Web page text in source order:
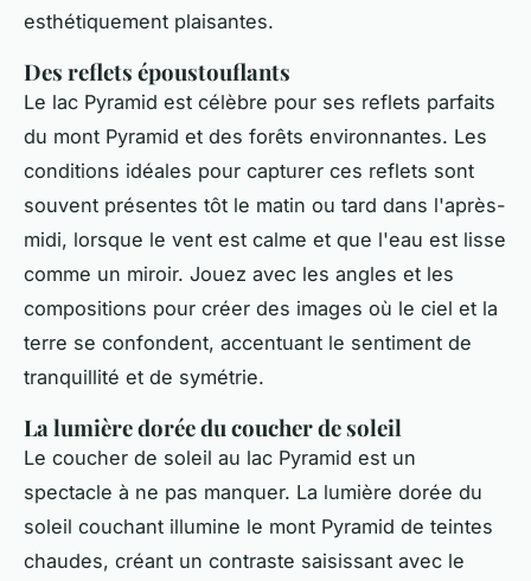
esthétiquement plaisantes.
Des reflets époustouflants
Le lac Pyramid est célèbre pour ses reflets parfaits
du mont Pyramid et des forêts environnantes. Les
conditions idéales pour capturer ces reflets sont
souvent présentes tôt le matin ou tard dans l'après-
midi, lorsque le vent est calme et que l'eau est lisse
comme un miroir. Jouez avec les angles et les
compositions pour créer des images où le ciel et la
terre se confondent, accentuant le sentiment de
tranquillité et de symétrie.
La lumière dorée du coucher de soleil
Le coucher de soleil au lac Pyramid est un
spectacle à ne pas manquer. La lumière dorée du
soleil couchant illumine le mont Pyramid de teintes
chaudes, créant un contraste saisissant avec le